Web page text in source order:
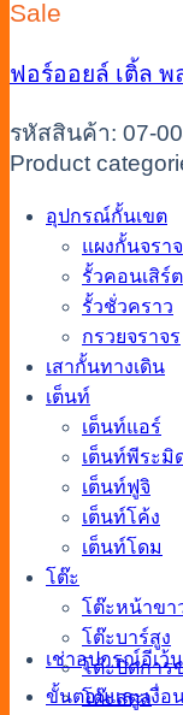
เช่าอุปกรณ์อีเว้
ขั้นตอนและเงื่อ
Sale
ฟอร์ออยล์ เติ้ล พ
รหัสสินค้า: 07-
Product
อุปกรณ์กั้นเขต
แผงกั้นจรา
รั้วคอนเสิร์ต
รั้วชั่วคราว
กรวยจราจร
เสากั้นทางเดิน
เต็นท์
เต็นท์แอร์
เต็นท์พีระมิ
เต็นท์ฟูจิ
เต็นท์โค้ง
เต็นท์โดม
โต๊ะ
โต๊ะหน้าขา
โต๊ะบาร์สูง
โต๊ะปิดการ
โต๊ะสตูล